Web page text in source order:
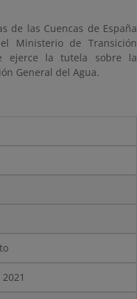
de las Cuencas de España
Ministerio de Transición
ejerce la tutela sobre la
General del Agua.